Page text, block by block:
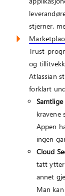
stjerner,
Trust-
og
Atlassian
forklart
kravene
Appen
ingen
Cloud
tatt
annet
Man